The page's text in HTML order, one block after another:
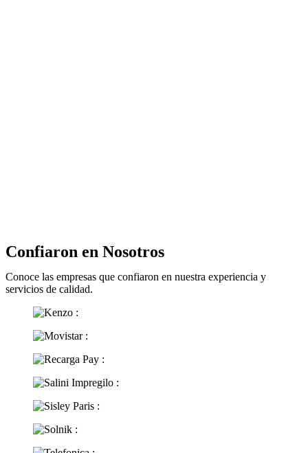
Confiaron en Nosotros
Conoce las empresas que confiaron en nuestra experiencia y
servicios de calidad.